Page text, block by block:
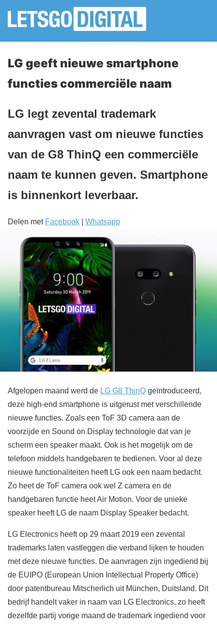
LG geeft nieuwe smartphone
functies commerciële naam
LG legt zevental trademark
aanvragen vast om nieuwe functies
van de G8 ThinQ een commerciële
naam te kunnen geven. Smartphone
is binnenkort leverbaar.
Delen met Facebook Whatsapp
Afgelopen maand werd de LG G8 ThinQ geïntroduceerd,
deze high-end smartphone is uitgerust met verschillende
nieuwe functies. Zoals een ToF 3D camera aan de
voorzijde en Sound on Display technologie dat van je
scherm een speaker maakt. Ook is het mogelijk om de
telefoon middels handgebaren te bedienen. Voor al deze
nieuwe functionaliteiten heeft LG ook een naam bedacht.
Zo heet de ToF camera ook wel Z camera en de
handgebaren functie heet Air Motion. Voor de unieke
speaker heeft LG de naam Display Speaker bedacht.
LG Electronics heeft op 29 maart 2019 een zevental
trademarks laten vastleggen die verband lijken te houden
met deze nieuwe functies. De aanvragen zijn ingediend bij
de EUIPO (European Union Intellectual Property Office)
door patentbureau Mitscherlich uit München, Duitsland. Dit
bedrijf handelt vaker in naam van LG Electronics, zo heeft
dezelfde partij vorige maand de trademark ingediend voor